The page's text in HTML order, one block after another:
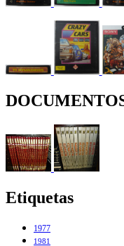
Etiquetas
1977
1981